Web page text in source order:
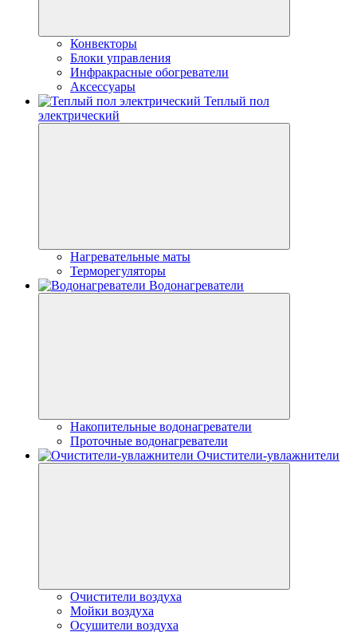
Конвекторы
Блоки управления
Инфракрасные обогреватели
Аксессуары
Теплый пол
электрический
Нагревательные маты
Терморегуляторы
Водонагреватели
Накопительные водонагреватели
Проточные водонагреватели
Очистители-увлажнители
Очистители воздуха
Мойки воздуха
Осушители воздуха